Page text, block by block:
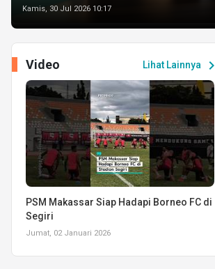
Kamis, 30 Jul 2026 10:17
Lihat Lainnya chevron_right
Video
PSM Makassar Siap Hadapi Borneo FC di
Segiri
Jumat, 02 Januari 2026